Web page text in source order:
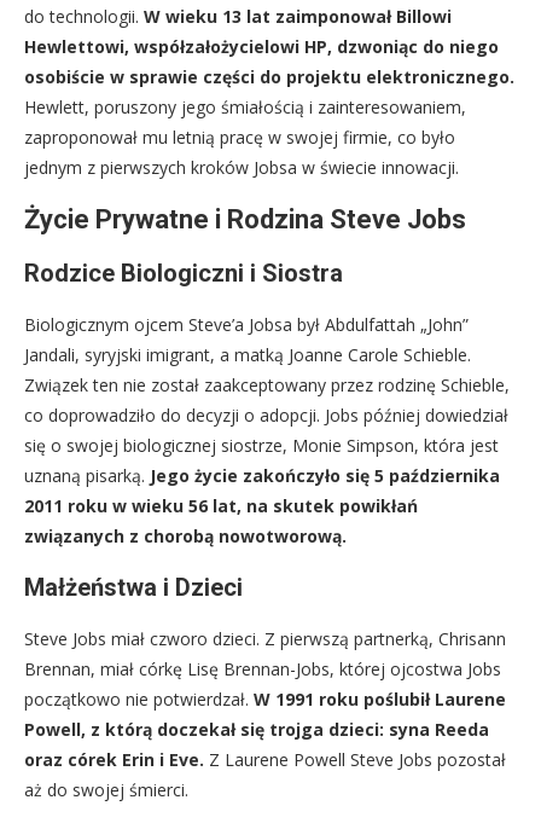
do technologii. W wieku 13 lat zaimponował Billowi
Hewlettowi, współzałożycielowi HP, dzwoniąc do niego
osobiście w sprawie części do projektu elektronicznego.
Hewlett, poruszony jego śmiałością i zainteresowaniem,
zaproponował mu letnią pracę w swojej firmie, co było
jednym z pierwszych kroków Jobsa w świecie innowacji.
Życie Prywatne i Rodzina Steve Jobs
Rodzice Biologiczni i Siostra
Biologicznym ojcem Steve’a Jobsa był Abdulfattah „John”
Jandali, syryjski imigrant, a matką Joanne Carole Schieble.
Związek ten nie został zaakceptowany przez rodzinę Schieble,
co doprowadziło do decyzji o adopcji. Jobs później dowiedział
się o swojej biologicznej siostrze, Monie Simpson, która jest
uznaną pisarką. Jego życie zakończyło się 5 października
2011 roku w wieku 56 lat, na skutek powikłań
związanych z chorobą nowotworową.
Małżeństwa i Dzieci
Steve Jobs miał czworo dzieci. Z pierwszą partnerką, Chrisann
Brennan, miał córkę Lisę Brennan-Jobs, której ojcostwa Jobs
początkowo nie potwierdzał. W 1991 roku poślubił Laurene
Powell, z którą doczekał się trojga dzieci: syna Reeda
oraz córek Erin i Eve. Z Laurene Powell Steve Jobs pozostał
aż do swojej śmierci.